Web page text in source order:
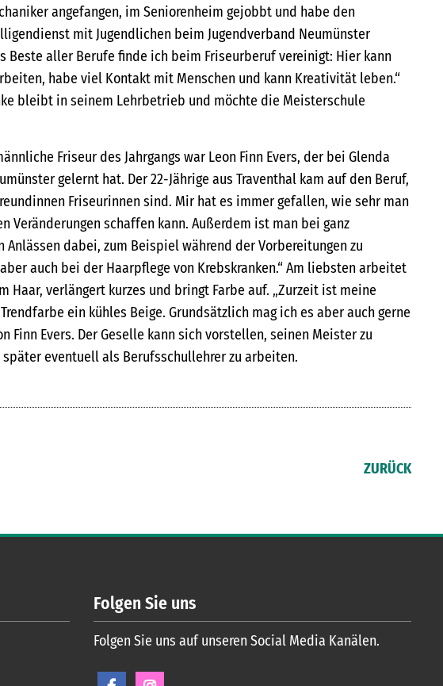
angefangen, im Seniorenheim gejobbt und habe den
mit Jugendlichen beim Jugendverband Neumünster
Beste aller Berufe finde ich beim Friseurberuf vereinigt: Hier kann
habe viel Kontakt mit Menschen und kann Kreativität leben.“
bleibt in seinem Lehrbetrieb und möchte die Meisterschule
Friseur des Jahrgangs war Leon Finn Evers, der bei Glenda
gelernt hat. Der 22-Jährige aus Traventhal kam auf den Beruf,
Friseurinnen sind. Mir hat es immer gefallen, wie sehr man
Veränderungen schaffen kann. Außerdem ist man bei ganz
Anlässen dabei, zum Beispiel während der Vorbereitungen zu
auch bei der Haarpflege von Krebskranken.“ Am liebsten arbeitet
Haar, verlängert kurzes und bringt Farbe auf. „Zurzeit ist meine
ein kühles Beige. Grundsätzlich mag ich es aber auch gerne
Finn Evers. Der Geselle kann sich vorstellen, seinen Meister zu
später eventuell als Berufsschullehrer zu arbeiten.
ZURÜCK
Folgen Sie uns
Folgen Sie uns auf unseren Social Media Kanälen.